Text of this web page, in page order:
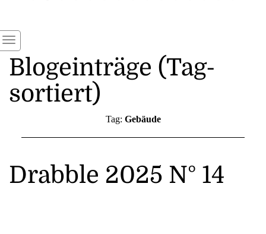
Blogeinträge (Tag-
sortiert)
Tag: Gebäude
Drabble 2025 N° 14